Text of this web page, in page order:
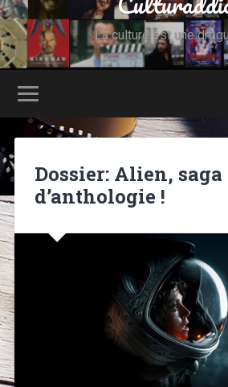
La culture est une
Dossier: Alien, saga
d’anthologie !